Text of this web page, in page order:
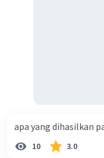
apa yang dihasilkan
10 3.0